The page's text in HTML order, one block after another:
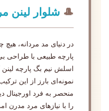
🎩 شلوار لینن
در دنیای مد مردانه، هیچ
پارچه طبیعی با طراحی
اسلش نیم بگ پارچه لینن
نمونه‌ای بارز از این
منحصر به فرد
را با نیازهای مرد مدرن